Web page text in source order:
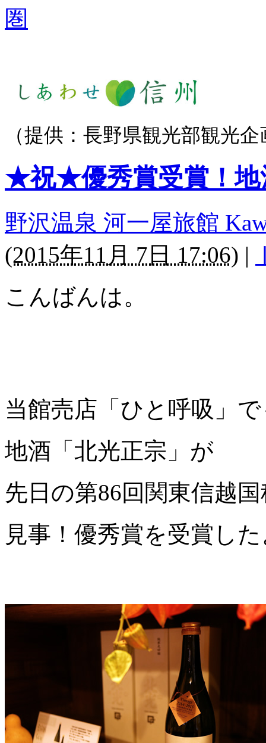
圏
（提供：長野県観光部観光
★祝★優秀賞受賞！地
野沢温泉 河一屋旅館
(2015年11月 7日 17:06) |
こんばんは。
当館売店「ひと呼吸」
地酒「北光正宗」が
先日の第86回関東信越
見事！優秀賞を受賞し